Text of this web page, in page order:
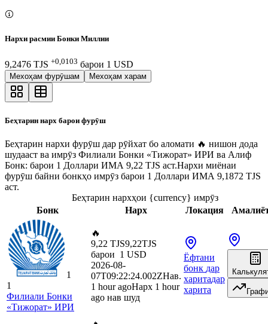
Нархи расмии Бонки Миллии
9,2476 TJS +0,0103 барои 1 USD
Мехоҳам фурӯшам Мехоҳам харам
Беҳтарин нарх барои фурӯш
Беҳтарин нархи фурӯш дар рӯйхат бо аломати 🔥 нишон дода
шудааст ва имрӯз Филиали Бонки «Тижорат» ИРИ ва Алиф
Бонк: барои 1 Доллари ИМА 9,22 TJS аст.Нархи миёнаи
фурӯш байни бонкҳо имрӯз барои 1 Доллари ИМА 9,1872 TJS
аст.
Беҳтарин нархҳои {currency} имрӯз
Бонк
Нарх Локация
1
1
Филиали Бонки
«Тижорат» ИРИ
🔥
9,22 TJS9,22TJS
барои 1 USD
2026-08-
07T09:22:24.002ZНав.
1 hour agoНарх 1 hour
ago нав шуд
Ёфтани
бонк дар
харитадар
харита